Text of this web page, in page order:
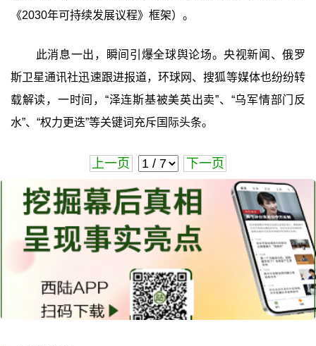
《2030年可持续发展议程》框架）。
此消息一出，瞬间引爆全球舆论场。央视新闻、俄罗
斯卫星通讯社迅速跟进报道，环球网、搜狐等媒体也纷纷转
载解读，一时间，“泽连斯基被美英出卖”、“乌军情部门反
水”、“权力更迭”等关键词充斥国际头条。
上一页 下一页